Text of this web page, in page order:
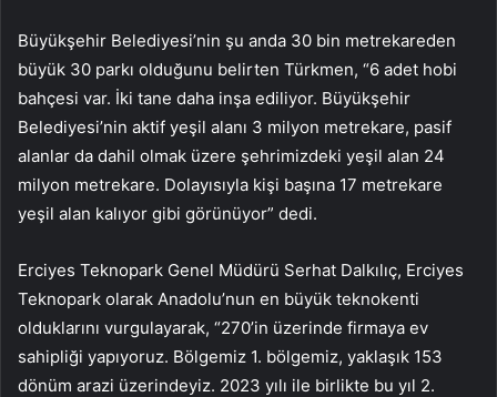
Büyükşehir Belediyesi’nin şu anda 30 bin metrekareden
büyük 30 parkı olduğunu belirten Türkmen, “6 adet hobi
bahçesi var. İki tane daha inşa ediliyor. Büyükşehir
Belediyesi’nin aktif yeşil alanı 3 milyon metrekare, pasif
alanlar da dahil olmak üzere şehrimizdeki yeşil alan 24
milyon metrekare. Dolayısıyla kişi başına 17 metrekare
yeşil alan kalıyor gibi görünüyor” dedi.
Erciyes Teknopark Genel Müdürü Serhat Dalkılıç, Erciyes
Teknopark olarak Anadolu’nun en büyük teknokenti
olduklarını vurgulayarak, “270’in üzerinde firmaya ev
sahipliği yapıyoruz. Bölgemiz 1. bölgemiz, yaklaşık 153
dönüm arazi üzerindeyiz. 2023 yılı ile birlikte bu yıl 2.